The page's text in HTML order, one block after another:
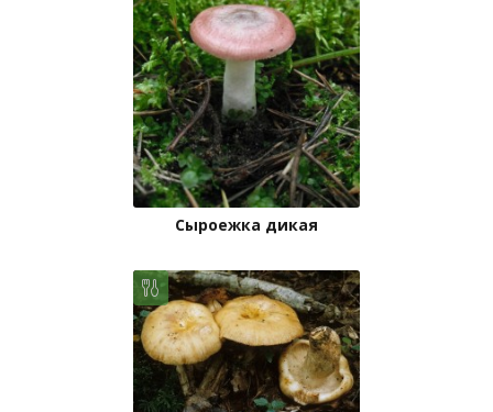
Сыроежка дикая